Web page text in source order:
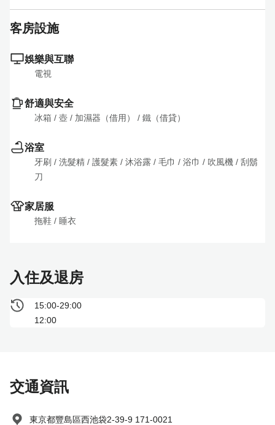
客房設施
娛樂與互聯
電視
舒適與安全
冰箱 / 壺 / 加濕器（借用） / 鐵（借貸）
浴室
牙刷 / 洗髮精 / 護髮素 / 沐浴露 / 毛巾 / 浴巾 / 吹風機 / 刮鬍
刀
家居服
拖鞋 / 睡衣
入住及退房
15:00-29:00
12:00
交通資訊
東京都豐島區西池袋2-39-9 171-0021